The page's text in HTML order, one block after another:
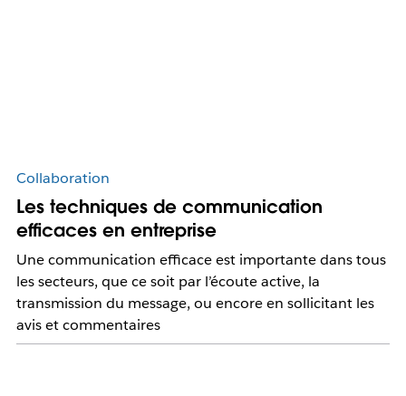
Collaboration
Les techniques de communication
efficaces en entreprise
Une communication efficace est importante dans tous
les secteurs, que ce soit par l’écoute active, la
transmission du message, ou encore en sollicitant les
avis et commentaires